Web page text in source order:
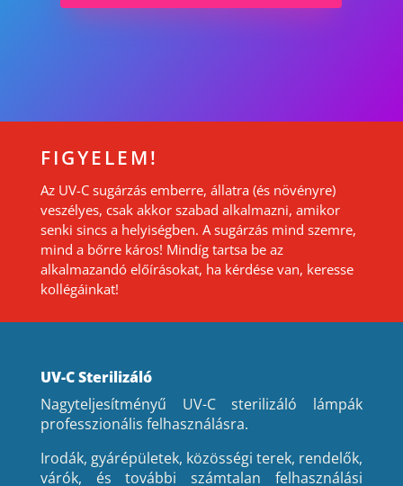
FIGYELEM!
Az UV-C sugárzás emberre, állatra (és növényre)
veszélyes, csak akkor szabad alkalmazni, amikor
senki sincs a helyiségben. A sugárzás mind szemre,
mind a bőrre káros! Mindíg tartsa be az
alkalmazandó előírásokat, ha kérdése van, keresse
kollégáinkat!
UV-C Sterilizáló
Nagyteljesítményű UV-C sterilizáló lámpák
professzionális felhasználásra.
Irodák, gyárépületek, közösségi terek, rendelők,
várók, és további számtalan felhasználási